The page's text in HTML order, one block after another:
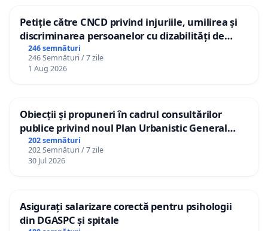
Petiție către CNCD privind injuriile, umilirea și
discriminarea persoanelor cu dizabilități de
către utilizatorul TikTok „Gorici”
246 semnături
246 Semnături / 7 zile
1 Aug 2026
Obiecții și propuneri în cadrul consultărilor
publice privind noul Plan Urbanistic General
(PUG) Ialoveni
202 semnături
202 Semnături / 7 zile
30 Jul 2026
Asigurați salarizare corectă pentru psihologii
din DGASPC și spitale